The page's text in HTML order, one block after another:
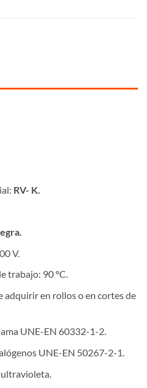
RV- K.
V.
trabajo: 90 ºC.
adquirir en rollos o en cortes de
UNE-EN 60332-1-2.
UNE-EN 50267-2-1.